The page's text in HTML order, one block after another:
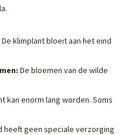
De klimplant bloeit aan het eind
De bloemen van de wilde
kan enorm lang worden. Soms
heeft geen speciale verzorging